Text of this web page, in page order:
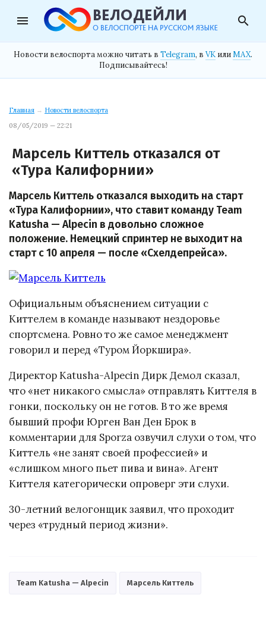
menu search
Новости велоспорта можно читать в Telegram, в VK илиMAX.
Подписывайтесь!
Главная → Новости велоспорта
08/05/2019 — 22:21
Марсель Киттель отказался от
«Тура Калифорнии»
Марсель Киттель отказался выходить на старт
«Тура Калифорнии», что ставит команду Team
Katusha — Alpecin в довольно сложное
положение. Немецкий спринтер не выходит на
старт с 10 апреля — после «Схелдепрейса».
Официальным объяснением ситуации с
Киттелем в команде называют нездоровье
спортсмена. Ровно то же самое менеджмент
говорил и перед «Туром Йоркшира».
Директор Katusha-Alpecin Дирк Демол сказал,
что «нет никакого смысла» отправлять Киттеля в
гонки, поскольку он не готов. В то же время
бывший профи Юрген Ван Ден Брок в
комментарии для Sporza озвучил слухи о том, что
Киттель «не занят своей профессией» и
«слишком много пьет пива и вина». Агент
Киттеля категорически опроверг эти слухи.
30-летний велогонщик заявил, что проходит
через «трудный период жизни».
Team Katusha — Alpecin Марсель Киттель